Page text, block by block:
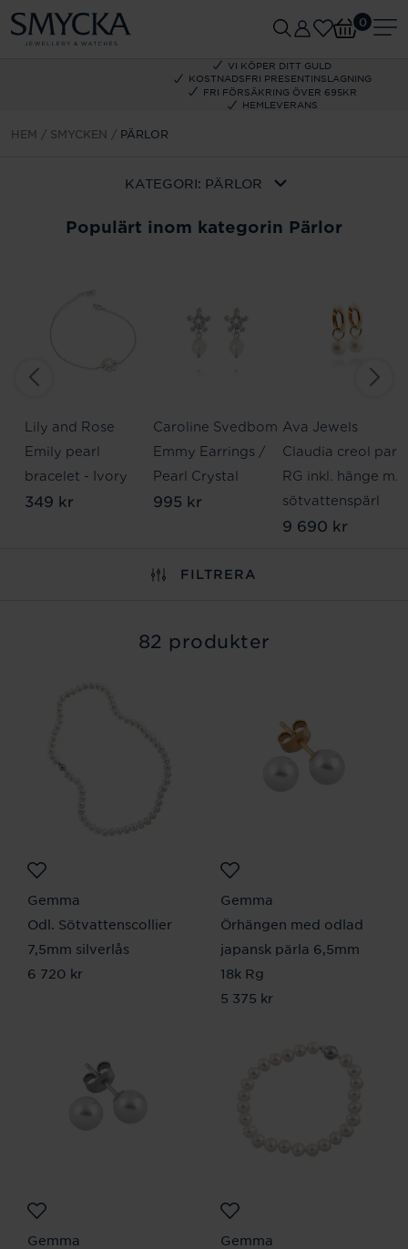
VI KÖPER DITT GULD
KOSTNADSFRI PRESENTINSLAGNING
FRI FÖRSÄKRING ÖVER 695KR
HEMLEVERANS
0
HEM SMYCKEN PÄRLOR
KATEGORI: PÄRLOR
Populärt inom kategorin Pärlor
Lily and Rose
Emily pearl
bracelet - Ivory
349 kr
Caroline Svedbom
Emmy Earrings /
Pearl Crystal
995 kr
Ava Jewels
Claudia creol par
RG inkl. hänge m.
sötvattenspärl
9 690 kr
FILTRERA
82 produkter
Gemma
Odl. Sötvattenscollier
7,5mm silverlås
Pris:6 720 kr
6 720 kr
Gemma
Örhängen med odlad
japansk pärla 6,5mm
18k Rg
Pris:5 375 kr
5 375 kr
Gemma
Gemma